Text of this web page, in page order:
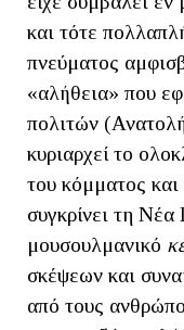
και τότε
πνεύματος
«αλήθεια» που
πολιτών
κυριαρχεί το
του κόμματος
συγκρίνει τη
μουσουλμανικό
σκέψεων και
από τους